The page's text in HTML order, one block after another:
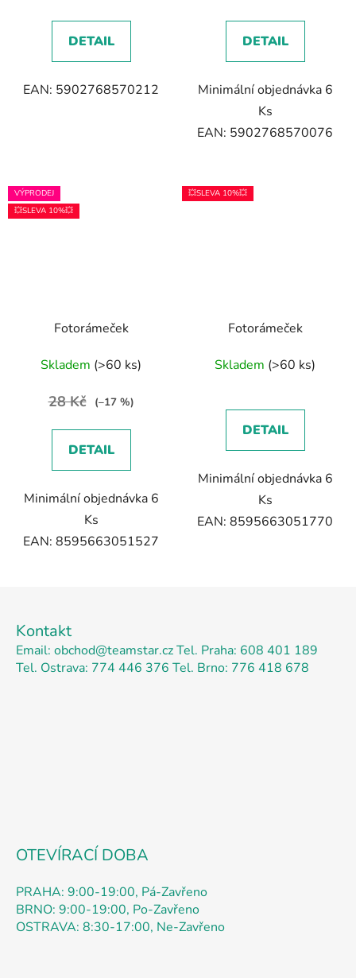
DETAIL
EAN: 5902768570212
DETAIL
Minimální objednávka 6
Ks
EAN: 5902768570076
VÝPRODEJ
💥SLEVA 10%💥
Fotorámeček
Skladem (>60 ks)
28 Kč (–17 %)
DETAIL
Minimální objednávka 6
Ks
EAN: 8595663051527
💥SLEVA 10%💥
Fotorámeček
Skladem (>60 ks)
DETAIL
Minimální objednávka 6
Ks
EAN: 8595663051770
Kontakt
Email: obchod@teamstar.czTel. Praha: 608 401 189
Tel. Ostrava: 774 446 376 Tel. Brno: 776 418 678
OTEVÍRACÍ DOBA
PRAHA: 9:00-19:00, Pá-Zavřeno
BRNO: 9:00-19:00, Po-Zavřeno
OSTRAVA: 8:30-17:00, Ne-Zavřeno